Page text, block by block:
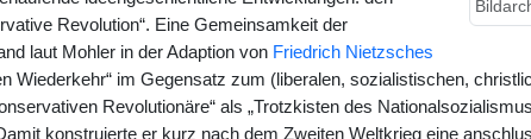
Revolution“. Eine Gemeinsamkeit der
laut Mohler in der Adaption von Friedrich Nietzsches
Wiederkehr“ im Gegensatz zum (liberalen, sozialistischen,
Revolutionäre“ als „Trotzkisten des
konstruierte er kurz nach dem Zweiten Weltkrieg eine